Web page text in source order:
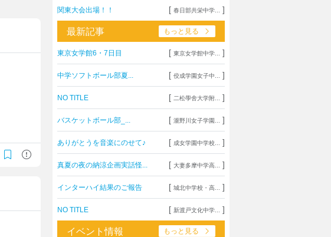
関東大会出場！！ [ 春日部共栄中学... ]
最新記事 もっと見る
東京女学館6・7日目 [ 東京女学館中学... ]
中学ソフトボール部夏... [ 佼成学園女子中... ]
NO TITLE [ 二松學舍大学附... ]
バスケットボール部_... [ 瀧野川女子学園... ]
ありがとうを音楽にのせて♪ [ 成女学園中学校... ]
真夏の夜の納涼企画実話怪... [ 大妻多摩中学高... ]
インターハイ結果のご報告 [ 城北中学校・高... ]
NO TITLE [ 新渡戸文化中学... ]
イベント情報 もっと見る